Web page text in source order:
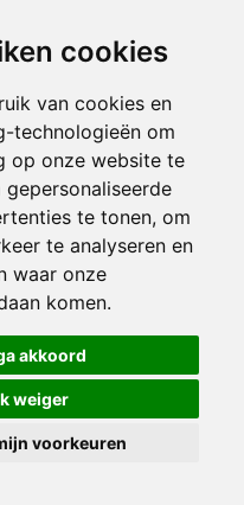
cookies
van cookies en
technologieën om
op onze website te
te tonen, om
te analyseren en
waar onze
komen.
akkoord
weiger
voorkeuren
en 13.30 - 17.00
en 13.30 - 17.00
gesloten
gesloten